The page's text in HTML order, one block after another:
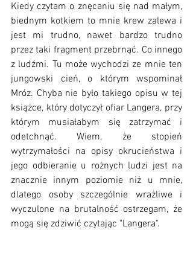
Kiedy czytam o znęcaniu się nad małym,
biednym kotkiem to mnie krew zalewa i
jest mi trudno, nawet bardzo trudno
przez taki fragment przebrnąć. Co innego
z ludźmi. Tu może wychodzi ze mnie ten
jungowski cień, o którym wspominał
Mróz. Chyba nie było takiego opisu w tej
książce, który dotyczył ofiar Langera, przy
którym musiałabym się zatrzymać i
odetchnąć. Wiem, że stopień
wytrzymałości na opisy okrucieństwa i
jego odbieranie u rożnych ludzi jest na
znacznie innym poziomie niż u mnie,
dlatego osoby szczególnie wrażliwe i
wyczulone na brutalność ostrzegam, że
mogą się zdziwić czytając "Langera".